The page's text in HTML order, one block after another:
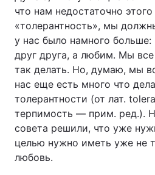
Тема оформлення
что нам недостаточно этого
«толерантность», мы
у нас было намного
друг друга, а любим. Мы
так делать. Но, думаю, мы
нас еще есть много что
толерантности (от лат.
терпимость — прим. ред.).
совета решили, что уже
целью нужно иметь уже не
любовь.